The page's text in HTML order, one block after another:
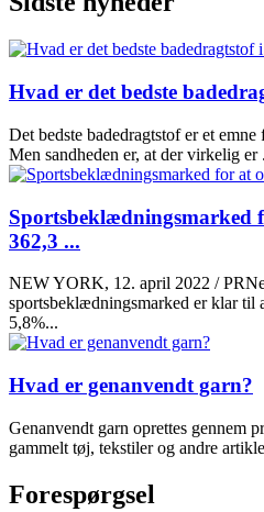
Hvad er det bedste
Det bedste badedragtstof er et
Men sandheden er, at der virkelig er
Sportsbeklædningsmarked
362,3 ...
NEW YORK, 12. april 2022 /
sportsbeklædningsmarked er klar til
5,8%...
Hvad er genanvendt garn?
Genanvendt garn oprettes gennem
gammelt tøj, tekstiler og andre
Forespørgsel